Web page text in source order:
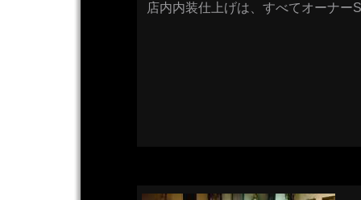
店内内装仕上げは、すべてオーナー